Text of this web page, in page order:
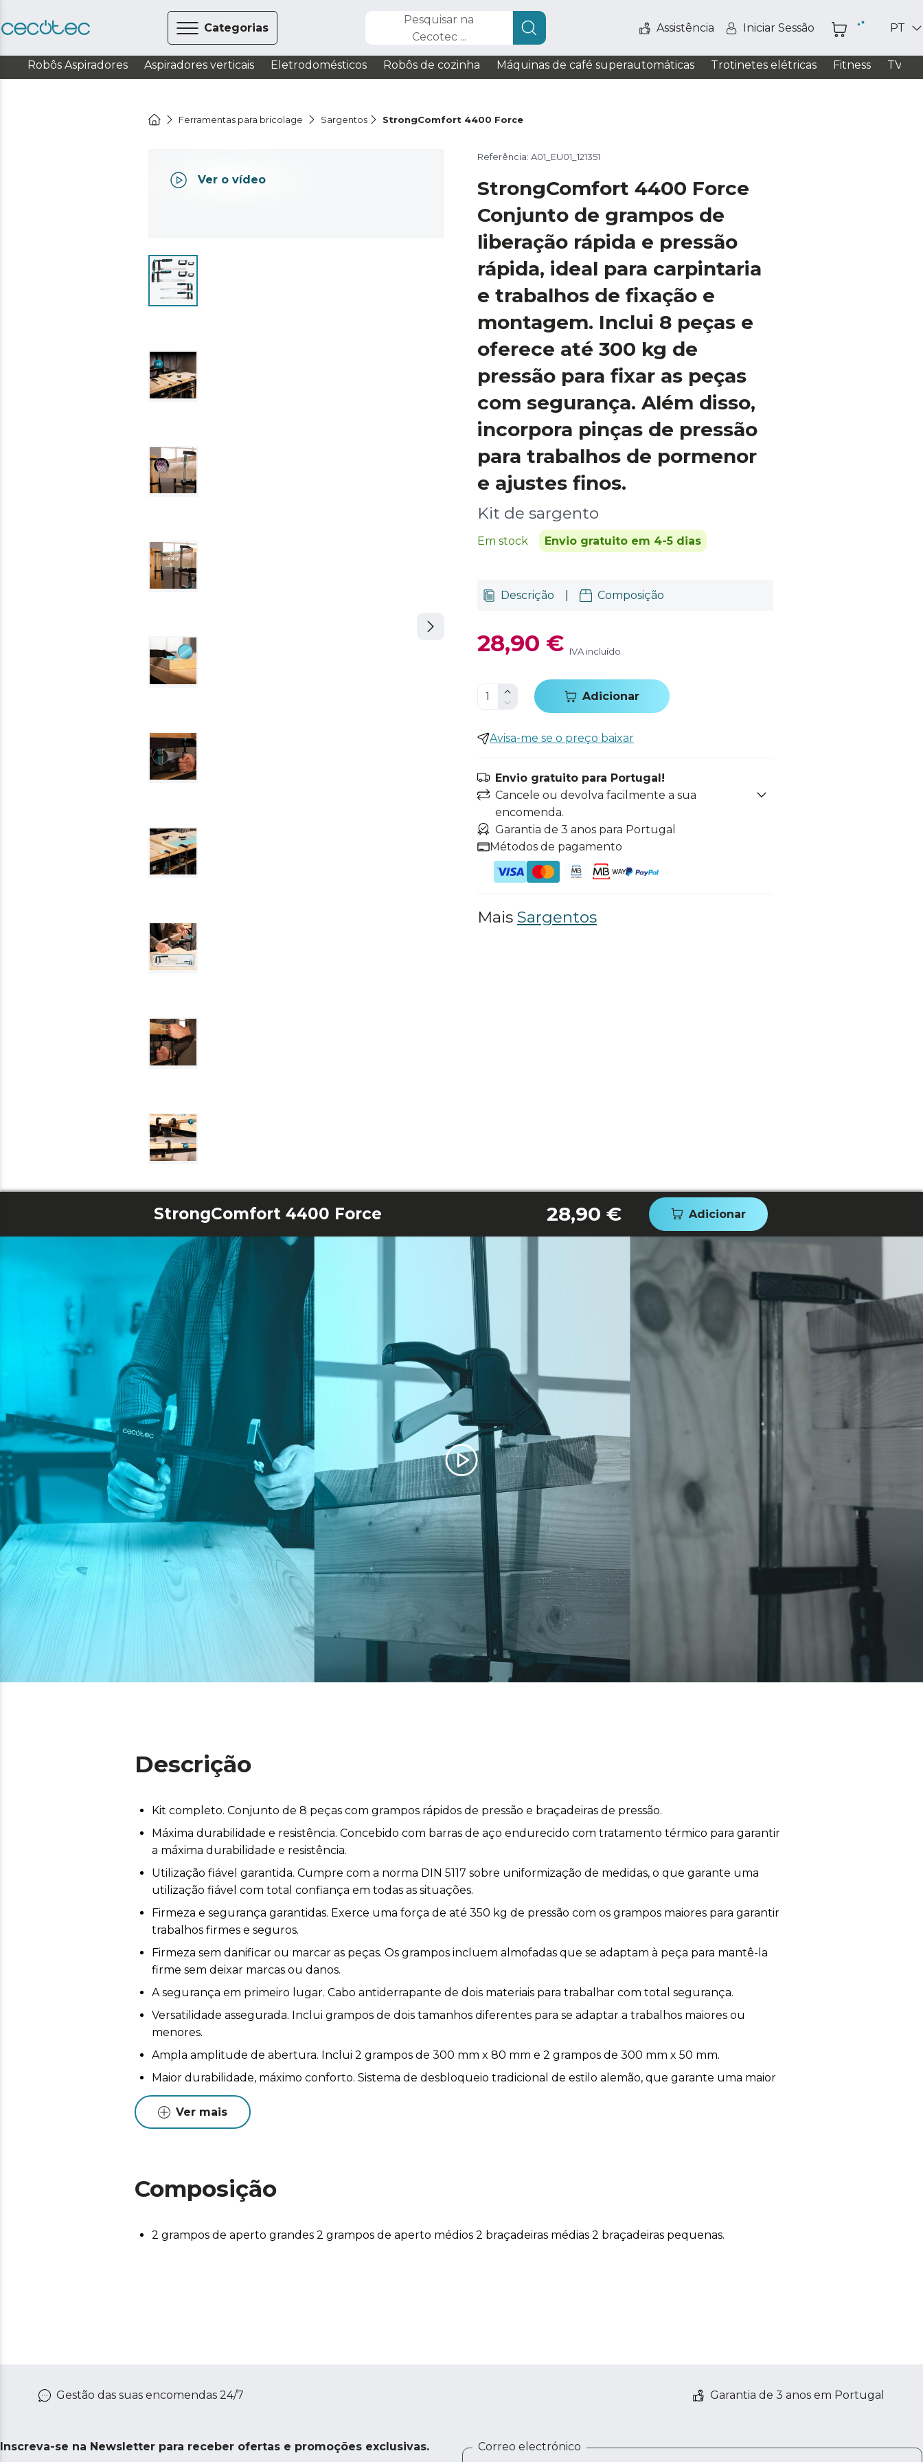
Categorias
Pesquisar na
Cecotec ...
Assistência Iniciar Sessão PT
Robôs Aspiradores Aspiradores verticais Eletrodomésticos Robôs de cozinha Máquinas de café superautomáticas Trotinetes elétricas Fitness TV /
Ferramentas para bricolage Sargentos StrongComfort 4400 Force
Ver o vídeo
Referência: A01_EU01_121351
StrongComfort 4400 Force
Conjunto de grampos de
liberação rápida e pressão
rápida, ideal para carpintaria
e trabalhos de fixação e
montagem. Inclui 8 peças e
oferece até 300 kg de
pressão para fixar as peças
com segurança. Além disso,
incorpora pinças de pressão
para trabalhos de pormenor
e ajustes finos.
Kit de sargento
Em stock Envio gratuito em 4-5 dias
Descrição Composição
28,90 € IVA incluído
Adicionar
Avisa-me se o preço baixar
Envio gratuito para Portugal!
Cancele ou devolva facilmente a sua
encomenda.
Garantia de 3 anos para Portugal
Métodos de pagamento
Mais Sargentos
StrongComfort 4400 Force 28,90 € Adicionar
Descrição
Kit completo. Conjunto de 8 peças com grampos rápidos de pressão e braçadeiras de pressão.
Máxima durabilidade e resistência. Concebido com barras de aço endurecido com tratamento térmico para garantir
a máxima durabilidade e resistência.
Utilização fiável garantida. Cumpre com a norma DIN 5117 sobre uniformização de medidas, o que garante uma
utilização fiável com total confiança em todas as situações.
Firmeza e segurança garantidas. Exerce uma força de até 350 kg de pressão com os grampos maiores para garantir
trabalhos firmes e seguros.
Firmeza sem danificar ou marcar as peças. Os grampos incluem almofadas que se adaptam à peça para mantê-la
firme sem deixar marcas ou danos.
A segurança em primeiro lugar. Cabo antiderrapante de dois materiais para trabalhar com total segurança.
Versatilidade assegurada. Inclui grampos de dois tamanhos diferentes para se adaptar a trabalhos maiores ou
menores.
Ampla amplitude de abertura. Inclui 2 grampos de 300 mm x 80 mm e 2 grampos de 300 mm x 50 mm.
Maior durabilidade, máximo conforto. Sistema de desbloqueio tradicional de estilo alemão, que garante uma maior
durabilidade e um trabalho mais confortável.
Ideal para fixar peças pequenas. Inclui 4 braçadeiras de pressão, 2 de 1” e 2 de 2”.
Ver mais
Composição
2 grampos de aperto grandes 2 grampos de aperto médios 2 braçadeiras médias 2 braçadeiras pequenas.
Gestão das suas encomendas 24/7 Garantia de 3 anos em Portugal
Inscreva-se na Newsletter para receber ofertas e promoções exclusivas. Correo electrónico